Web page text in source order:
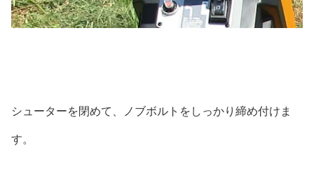
シューターを閉めて、ノブボルトをしっかり締め付けま
す。